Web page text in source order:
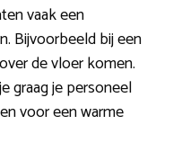
vaak een
Bijvoorbeeld bij een
de vloer komen.
graag je personeel
voor een warme